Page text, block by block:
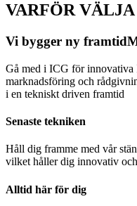
VARFÖR VÄLJA
Vi bygger ny framtid
Gå med i ICG för innovativa
marknadsföring och
i en tekniskt driven framtid
Senaste tekniken
Håll dig framme med vår
vilket håller dig innovativ
Alltid här för dig